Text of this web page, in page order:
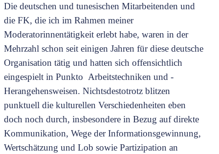
Die deutschen und tunesischen Mitarbeitenden und
die FK, die ich im Rahmen meiner
Moderatorinnentätigkeit erlebt habe, waren in der
Mehrzahl schon seit einigen Jahren für diese deutsche
Organisation tätig und hatten sich offensichtlich
eingespielt in Punkto Arbeitstechniken und -
Herangehensweisen. Nichtsdestotrotz blitzen
punktuell die kulturellen Verschiedenheiten eben
doch noch durch, insbesondere in Bezug auf direkte
Kommunikation, Wege der Informationsgewinnung,
Wertschätzung und Lob sowie Partizipation an